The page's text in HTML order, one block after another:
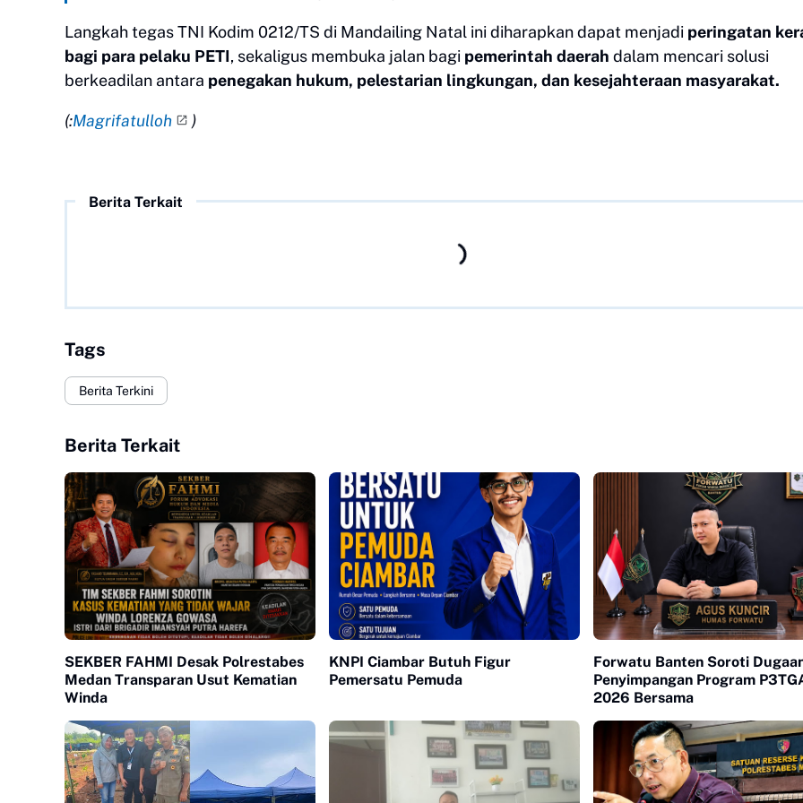
Langkah tegas TNI Kodim 0212/TS di Mandailing Natal ini diharapkan dapat menjadi peringatan
bagi para pelaku PETI, sekaligus membuka jalan bagi pemerintah daerah dalam mencari solusi
berkeadilan antara penegakan hukum, pelestarian lingkungan, dan kesejahteraan masyarakat.
(:Magrifatulloh )
Berita Terkait
Tags
Berita Terkini
Berita Terkait
SEKBER FAHMI Desak Polrestabes
Medan Transparan Usut Kematian
Winda
KNPI Ciambar Butuh Figur
Pemersatu Pemuda
Forwatu Banten Soroti
Penyimpangan Program
2026 Bersama